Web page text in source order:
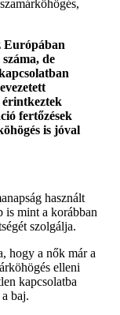
Európában
de
érintkeztek
fertőzések
is jóval
használt
is mint a korábban
szolgálja.
hogy a nők már a
elleni
kapcsolatba
baj.